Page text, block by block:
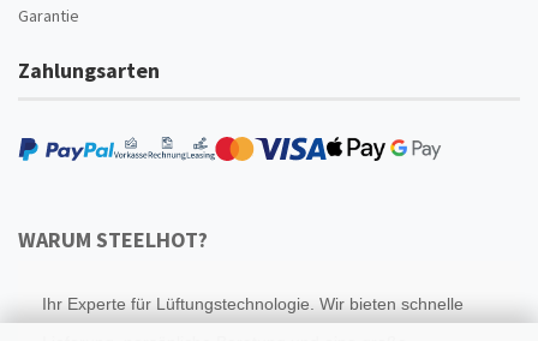
Garantie
Zahlungsarten
WARUM STEELHOT?
Ihr Experte für Lüftungstechnologie. Wir bieten schnelle